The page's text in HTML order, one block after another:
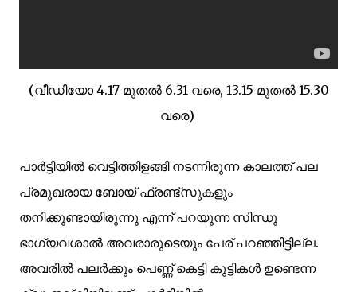
(വീഡിയോ 4.17 മുതൽ 6.31 വരെ, 13.15 മുതൽ 15.30
വരെ)
പാർട്ടിയിൽ വെട്ടിത്തിളങ്ങി നടന്നിരുന്ന കാലത്ത്പല
പ്രമുഖരായ ബോയ്‌ ഫ്രണ്ട്സുകളും
തനിക്കുണ്ടായിരുന്നു എന്ന് പറയുന്ന സിന്ധു
ഭാഗ്യവശാൽ അവരാരുടെയും പേര് പറഞ്ഞിട്ടില്ല.
അവരിൽ പലർക്കും പെണ്ണ് കെട്ടി കുട്ടികൾ ഉണ്ടെന്ന